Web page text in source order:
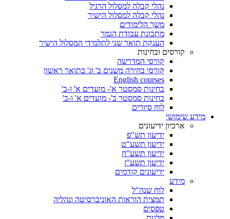
נהלי קבלה למסלול הרגיל
נהלי קבלה למסלול הישיר
משך הלימודים
מתכונת עבודת הגמר
הענקת תואר שני לתלמידי המסלול הישיר
קורסים ובחינות
קורסי המדרשה
קורסי בחירה משנים ב' וג' בתואר ראשון
English courses
בחינות סמסטר א'- מועדים א' ו-ב'
בחינות סמסטר ב'- מועדים א' ו-ב'
לוח סיורים
מידע שימושי
ארכיון ידיעונים
ידיעון תש"פ
ידיעון תשע"ט
ידיעון תשע"ח
ידיעון תשע"ז
ידיעונים קודמים
מידע
לוח שנה"ל
תמצית הוראות האוניברסיטה ונהליה
טפסים